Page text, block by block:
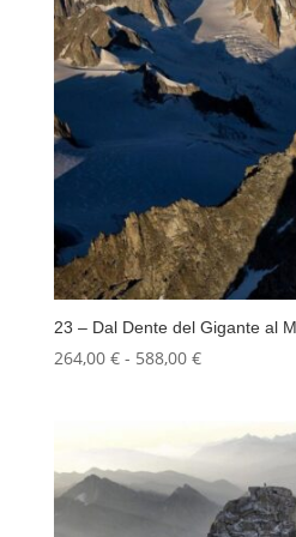
23 – Dal Dente del Gigante al
264,00 € - 588,00 €Fascia
da
a
588,00 €